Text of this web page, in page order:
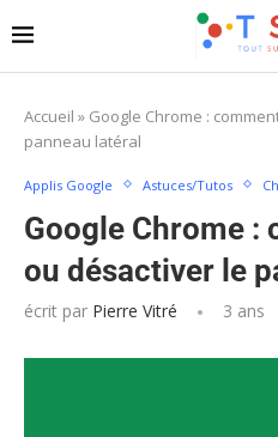
Accueil » Google Chrome :
panneau latéral
Applis Google Astuces/Tutos
Google Chrome
ou désactiver le
écrit par Pierre Vitré 3 ans